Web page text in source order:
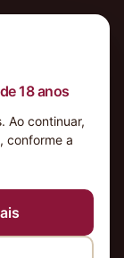
18 anos
Ao continuar,
conforme a-14%